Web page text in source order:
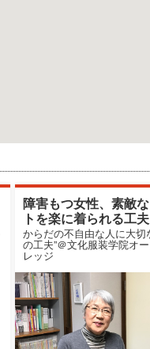
障害もつ女性、素敵
トを楽に着られる工夫
からだの不自由な人に大切
の工夫”＠文化服装学院オ
レッジ